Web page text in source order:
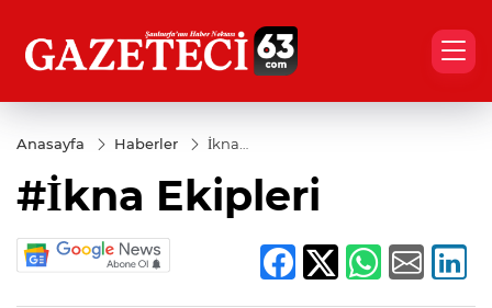
Anasayfa Haberler
İkna
#İkna Ekipleri